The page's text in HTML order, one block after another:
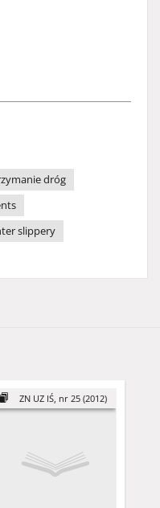
dróg
slippery
ZN UZ IŚ, nr 25 (2012)